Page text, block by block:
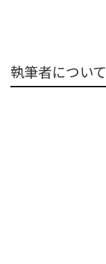
執筆者について